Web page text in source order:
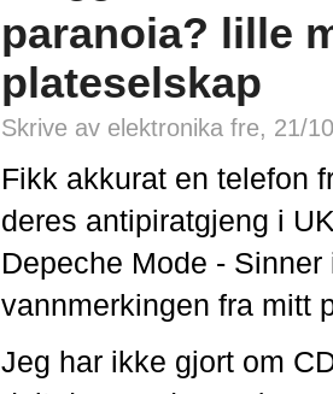
paranoia? lille
plateselskap
Skrive av elektronika fre, 21/
Fikk akkurat en telefon
deres antipiratgjeng i
Depeche Mode -
vannmerkingen fra mitt
Jeg har ikke gjort om